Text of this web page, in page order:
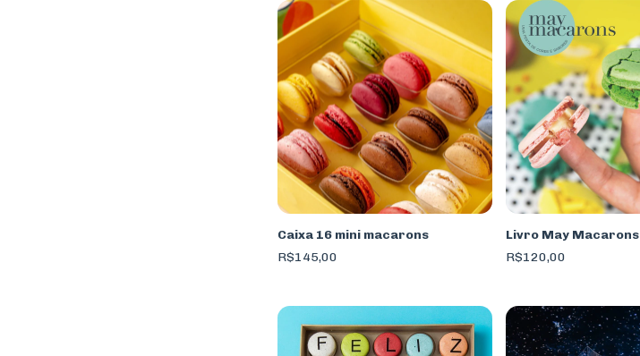
Caixa 16 mini macarons
R$145,00
Livro May Macarons
R$120,00